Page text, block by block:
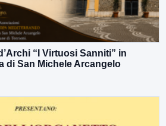
“I Virtuosi Sanniti” in
di San Michele Arcangelo